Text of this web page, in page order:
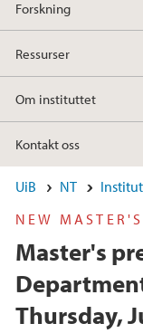
Forskning
Ressurser
Om instituttet
Kontakt oss
UiB NT
NEW
Master's
Thursday,